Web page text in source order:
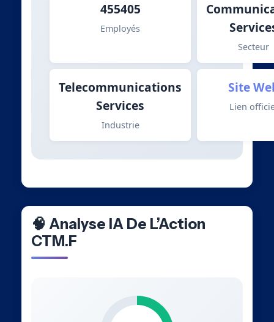
455405
Employés
Secteur
Telecommunications
Services
Industrie
Site
Lien
🧠 Analyse IA De L’Action
CTM.F